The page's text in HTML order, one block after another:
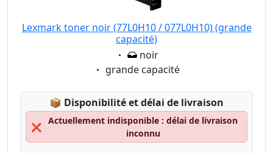
Lexmark toner noir (77L0H10 / 077L0H10) (grande
capacité)
Eigenschaft:
noir
Eigenschaft:
grande capacité
📦 Lagerstatus:
Disponibilité et délai de livraison
❌
Actuellement indisponible : délai de livraison
inconnu